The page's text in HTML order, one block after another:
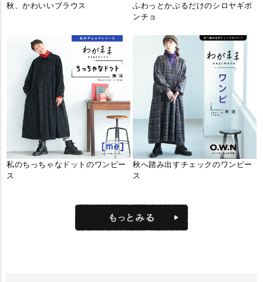
秋、かわいいブラウス
ふわっとかぶるだけのシロヤギポ
ンチョ
私のちっちゃなドットのワンピー
ス
秋へ踏み出すチェックのワンピー
ス